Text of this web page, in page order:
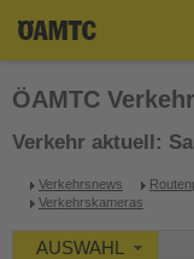
Mitgliedschaft
Sie
Hier
ÖAMTC
Verkehr aktuell:
Verkehrsnews
Verkehrskameras
AUSWAHL